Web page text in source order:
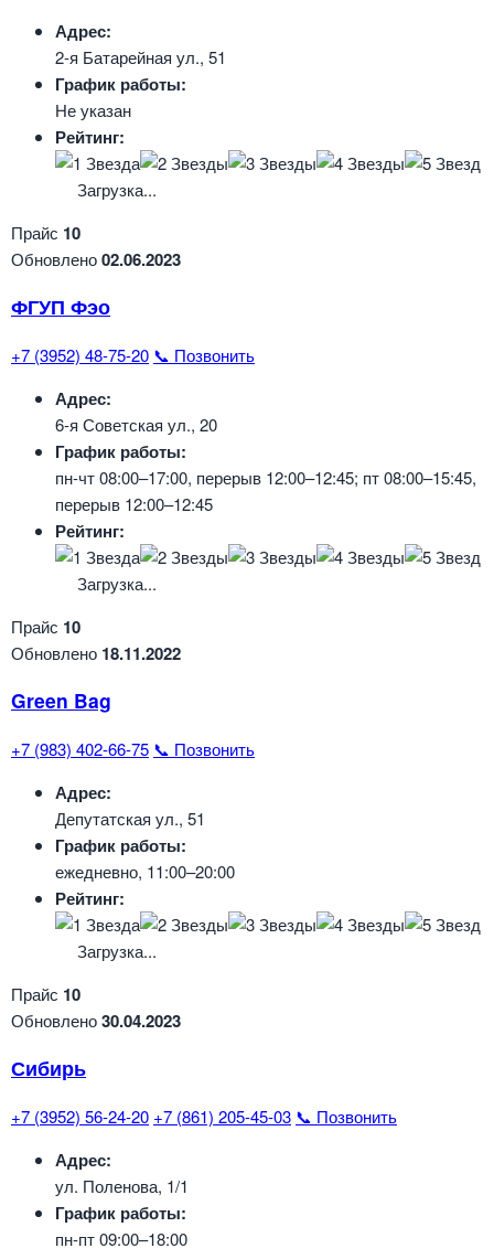
Адрес:
2-я Батарейная ул., 51
График работы:
Не указан
Рейтинг:
Загрузка...
Прайс 10
Обновлено02.06.2023
ФГУП Фэо
+7 (3952) 48-75-20 📞 Позвонить
Адрес:
6-я Советская ул., 20
График работы:
пн-чт 08:00–17:00, перерыв 12:00–12:45; пт 08:00–15:45,
перерыв 12:00–12:45
Рейтинг:
Загрузка...
Прайс 10
Обновлено 18.11.2022
Green Bag
+7 (983) 402-66-75 📞 Позвонить
Адрес:
Депутатская ул., 51
График работы:
ежедневно, 11:00–20:00
Рейтинг:
Загрузка...
Прайс 10
Обновлено30.04.2023
Сибирь
+7 (3952) 56-24-20 +7 (861) 205-45-03 📞 Позвонить
Адрес:
ул. Поленова, 1/1
График работы:
пн-пт 09:00–18:00